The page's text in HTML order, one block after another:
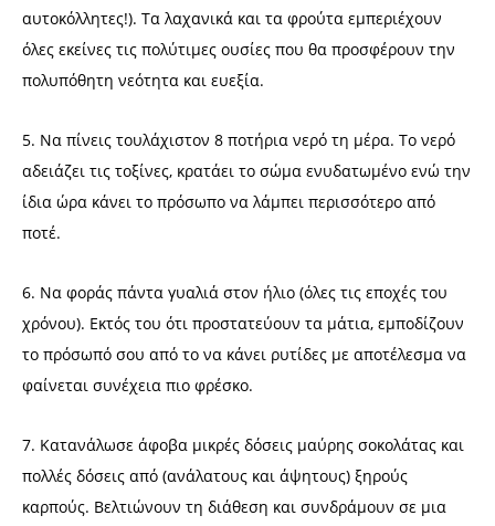
αυτοκόλλητες!). Τα λαχανικά και τα φρούτα εμπεριέχουν
όλες εκείνες τις πολύτιμες ουσίες που θα προσφέρουν την
πολυπόθητη νεότητα και ευεξία.
5. Να πίνεις τουλάχιστον 8 ποτήρια νερό τη μέρα. Το νερό
αδειάζει τις τοξίνες, κρατάει το σώμα ενυδατωμένο ενώ την
ίδια ώρα κάνει το πρόσωπο να λάμπει περισσότερο από
ποτέ.
6. Να φοράς πάντα γυαλιά στον ήλιο (όλες τις εποχές του
χρόνου). Εκτός του ότι προστατεύουν τα μάτια, εμποδίζουν
το πρόσωπό σου από το να κάνει ρυτίδες με αποτέλεσμα να
φαίνεται συνέχεια πιο φρέσκο.
7. Κατανάλωσε άφοβα μικρές δόσεις μαύρης σοκολάτας και
πολλές δόσεις από (ανάλατους και άψητους) ξηρούς
καρπούς. Βελτιώνουν τη διάθεση και συνδράμουν σε μια